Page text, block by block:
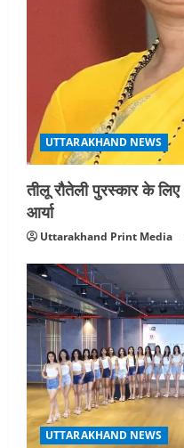
UTTARAKHAND NEWS
तीलू रौतेली पुरस्कार के
आर्या
Uttarakhand Print Media
UTTARAKHAND NEWS